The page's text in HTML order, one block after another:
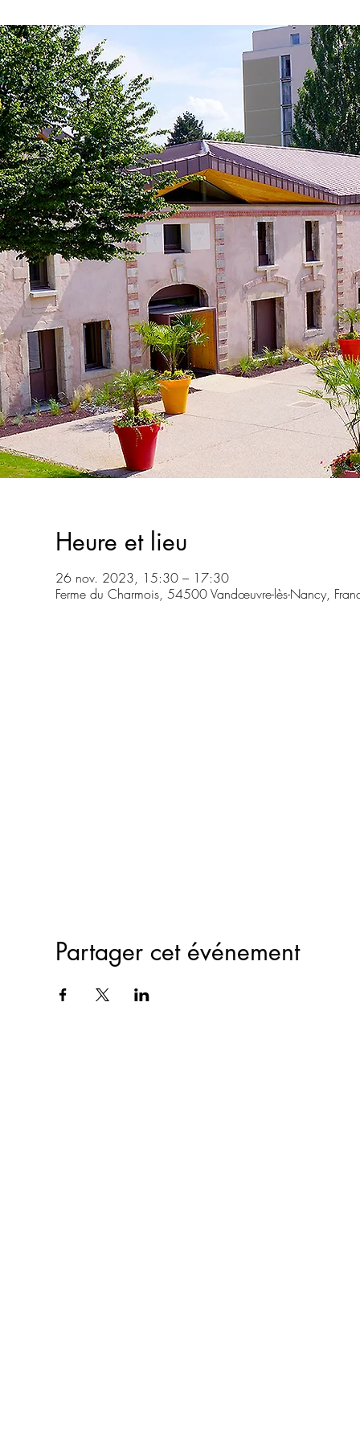
Heure et lieu
26 nov. 2023, 15:30 – 17:30
Ferme du Charmois, 54500 Vandœuvre-lès-Nancy,
Partager cet événement